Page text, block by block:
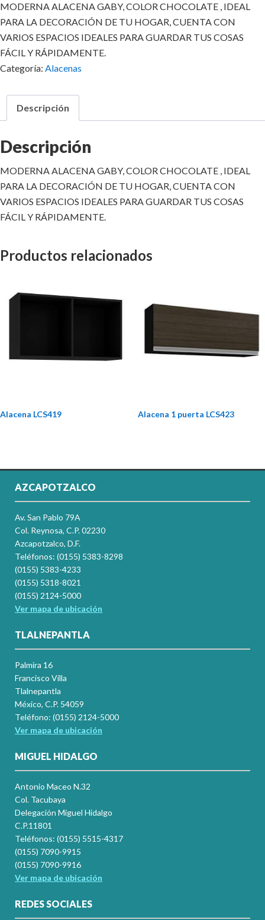
MODERNA ALACENA GABY, COLOR CHOCOLATE , IDEAL
PARA LA DECORACIÓN DE TU HOGAR, CUENTA CON
VARIOS ESPACIOS IDEALES PARA GUARDAR TUS COSAS
FÁCIL Y RÁPIDAMENTE.
Categoría: Alacenas
Descripción
Descripción
MODERNA ALACENA GABY, COLOR CHOCOLATE , IDEAL
PARA LA DECORACIÓN DE TU HOGAR, CUENTA CON
VARIOS ESPACIOS IDEALES PARA GUARDAR TUS COSAS
FÁCIL Y RÁPIDAMENTE.
Productos relacionados
Alacena LCS419 Alacena 1 puerta LCS423
AZCAPOTZALCO
Av. San Pablo 79A
Col. Reynosa, C.P. 02230
Azcapotzalco, D.F.
Teléfonos: (0155) 5383-8298
(0155) 5383-4233
(0155) 5318-8021
(0155) 2124-5000
Ver mapa de ubicación
TLALNEPANTLA
Palmira 16
Francisco Villa
Tlalnepantla
México, C.P. 54059
Teléfono: (0155) 2124-5000
Ver mapa de ubicación
MIGUEL HIDALGO
Antonio Maceo N.32
Col. Tacubaya
Delegación Miguel Hidalgo
C.P.11801
Teléfonos: (0155) 5515-4317
(0155) 7090-9915
(0155) 7090-9916
Ver mapa de ubicación
REDES SOCIALES